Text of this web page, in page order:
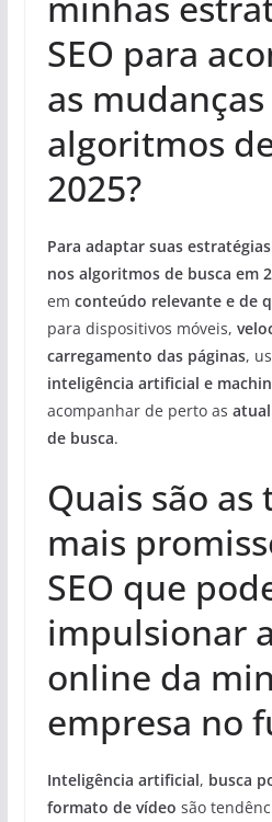
SEO para
as
algoritmos
2025?
Para adaptar suas
nos algoritmos de busca em
em conteúdo relevante e de
para dispositivos móveis,
carregamento das páginas,
inteligência artificial e
acompanhar de perto as
de busca.
Quais são
mais
SEO que
impulsionar
online da
empresa no
Inteligência artificial, busca
formato de vídeo são